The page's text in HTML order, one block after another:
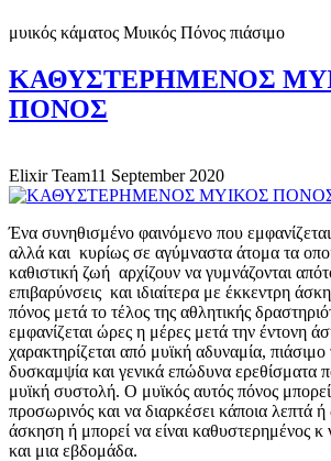
μυικός κάματος Μυικός Πόνος πιάσιμο
ΚΑΘΥΣΤΕΡΗΜΕΝΟΣ
ΠΟΝΟΣ
Elixir Team11 September 2020
Ένα συνηθισμένο φαινόμενο που
αλλά και κυρίως σε αγύμναστα άτομα τα
καθιστική ζωή αρχίζουν να γυμνάζονται
επιβαρύνσεις και ιδιαίτερα με έκκεντρη
πόνος μετά το τέλος της αθλητικής
εμφανίζεται ώρες η μέρες μετά την έντονη
χαρακτηρίζεται από μυϊκή αδυναμία,
δυσκαμψία και γενικά επώδυνα ερεθίσματα
μυϊκή συστολή. Ο μυϊκός αυτός πόνος μπορεί
προσωρινός και να διαρκέσει κάποια λεπτά
άσκηση ή μπορεί να είναι καθυστερημένος κ
και μια εβδομάδα.